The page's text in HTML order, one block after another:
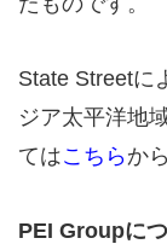
State Streetに
ジア太平洋地
てはこちらか
PEI Groupに